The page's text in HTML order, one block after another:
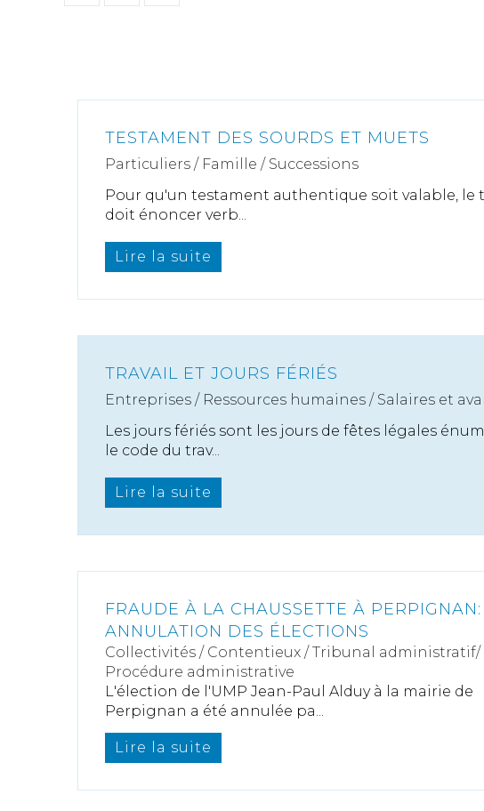
TESTAMENT DES SOURDS ET MUETS
Particuliers / Famille / Successions
Pour qu'un testament authentique soit valable, le
doit énoncer verb...
Lire la suite
TRAVAIL ET JOURS FÉRIÉS
Entreprises / Ressources humaines / Salaires et
Les jours fériés sont les jours de fêtes légales
le code du trav...
Lire la suite
FRAUDE À LA CHAUSSETTE À PERPIGNAN:
ANNULATION DES ÉLECTIONS
Collectivités / Contentieux /Tribunal administratif/
Procédure administrative
L'élection de l'UMP Jean-Paul Alduy à la mairie de
Perpignan a été annulée pa...
Lire la suite